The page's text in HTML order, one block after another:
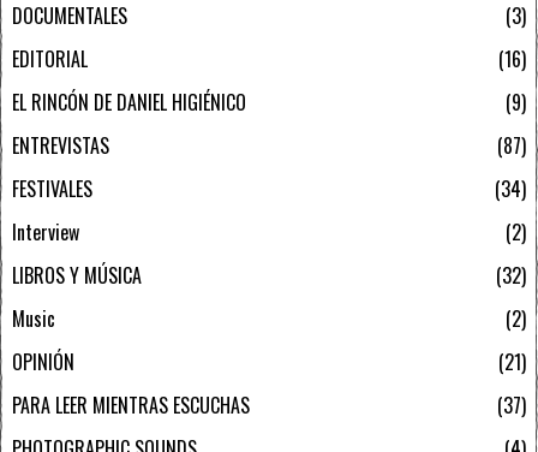
DOCUMENTALES
3
EDITORIAL
16
EL RINCÓN DE DANIEL HIGIÉNICO
9
ENTREVISTAS
87
FESTIVALES
34
Interview
2
LIBROS Y MÚSICA
32
Music
2
OPINIÓN
21
PARA LEER MIENTRAS ESCUCHAS
37